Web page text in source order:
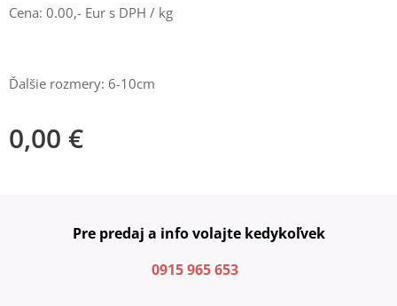
Cena: 0.00,- Eur s DPH / kg
Ďalšie rozmery: 6-10cm
0,00 €
Pre predaj a info volajte kedykoľvek
0915 965 653